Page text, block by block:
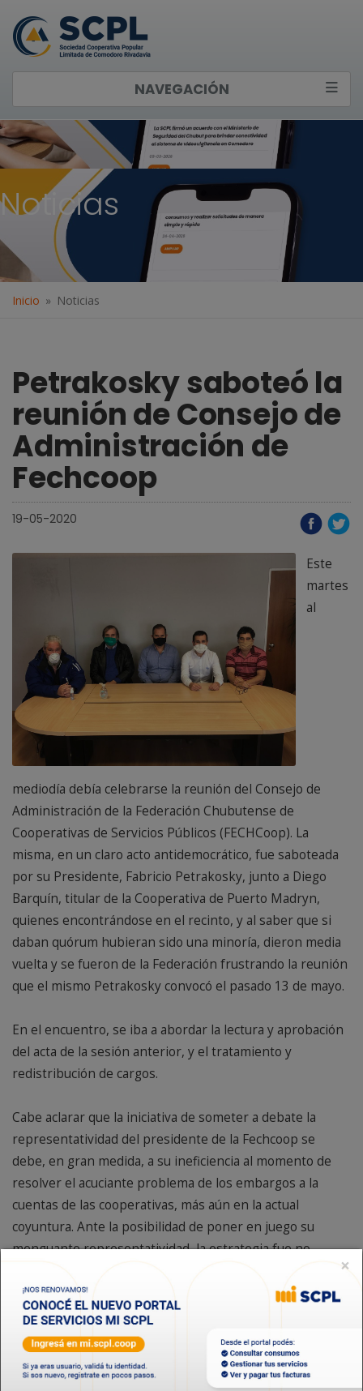
NAVEGACIÓN
Noticias
Inicio Noticias
Petrakosky saboteó la
reunión de Consejo de
Administración de
Fechcoop
19-05-2020
Este
martes
al
mediodía debía celebrarse la reunión del Consejo de
Administración de la Federación Chubutense de
Cooperativas de Servicios Públicos (FECHCoop). La
misma, en un claro acto antidemocrático, fue saboteada
por su Presidente, Fabricio Petrakosky, junto a Diego
Barquín, titular de la Cooperativa de Puerto Madryn,
quienes encontrándose en el recinto, y al saber que si
daban quórum hubieran sido una minoría, dieron media
vuelta y se fueron de la Federación frustrando la reunión
que el mismo Petrakosky convocó el pasado 13 de mayo.
En el encuentro, se iba a abordar la lectura y aprobación
del acta de la sesión anterior, y el tratamiento y
redistribución de cargos.
Cabe aclarar que la iniciativa de someter a debate la
representatividad del presidente de la Fechcoop se
debe, en gran medida, a su ineficiencia al momento de
resolver el acuciante problema de los embargos a la
cuentas de las cooperativas, más aún en la actual
coyuntura. Ante la posibilidad de poner en juego su
menguante representatividad, la estrategia fue no
Cabe destacar, que para cumplir con la convocatoria del
mismo Petrakosky, asistieron a Rawson integrantes de
las cooperativas de Esquel, Comodoro Rivadavia,
Sarmiento, Río Mayo y Rawson. Varios de ellos, con la
×